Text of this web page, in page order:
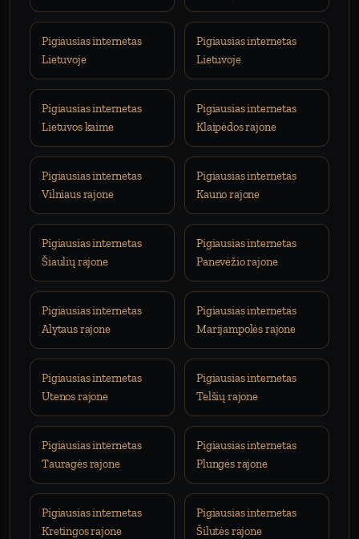
Pigiausias internetas
Lietuvoje
Pigiausias internetas
Lietuvoje
Pigiausias internetas
Lietuvos kaime
Pigiausias internetas
Klaipėdos rajone
Pigiausias internetas
Vilniaus rajone
Pigiausias internetas
Kauno rajone
Pigiausias internetas
Šiaulių rajone
Pigiausias internetas
Panevėžio rajone
Pigiausias internetas
Alytaus rajone
Pigiausias internetas
Marijampolės rajone
Pigiausias internetas
Utenos rajone
Pigiausias internetas
Telšių rajone
Pigiausias internetas
Tauragės rajone
Pigiausias internetas
Plungės rajone
Pigiausias internetas
Kretingos rajone
Pigiausias internetas
Šilutės rajone